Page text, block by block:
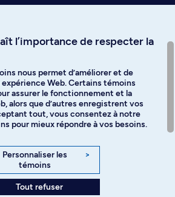
Instagram
YouTube
l’importance de respecter la
nous permet d’améliorer et de
Web. Certains témoins
assurer le fonctionnement et la
alors que d’autres enregistrent vos
tout, vous consentez à notre
pour mieux répondre à vos besoins.
Personnaliser les
témoins
>
Tout refuser